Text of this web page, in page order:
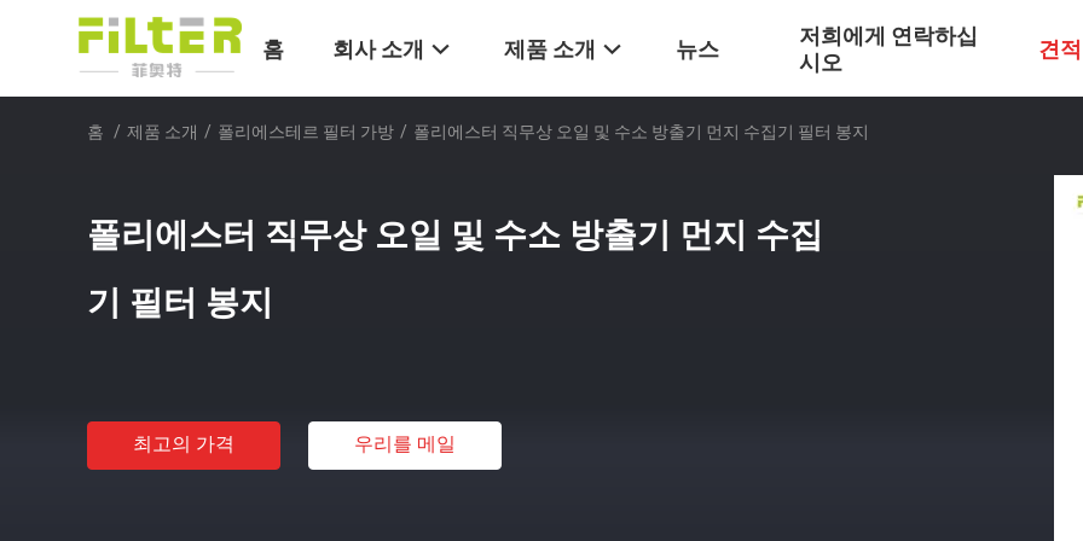
홈 회사 소개 제품 소개 뉴스
저희에게 연락하십
시오
견
홈 / 제품 소개 / 폴리에스테르 필터 가방 / 폴리에스터 직무상 오일 및 수소 방출기 먼지 수집기 필터 봉지
폴리에스터 직무상 오일 및 수소 방출기 먼지 수집
기 필터 봉지
최고의 가격 우리를 메일